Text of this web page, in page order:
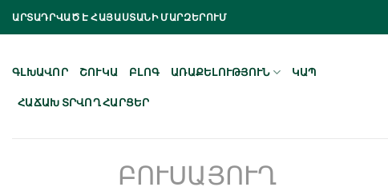
Skip
ԱՐՏԱԴՐՎԱԾ Է ՀԱՅԱՍՏԱՆԻ ՄԱՐԶԵՐՈՒՄ
ԳԼԽԱՎՈՐ ՇՈՒԿԱ ԲԼՈԳ ԱՌԱՔԵԼՈՒԹՅՈՒՆ ԿԱՊ
ՀԱՃԱԽ ՏՐՎՈՂ ՀԱՐՑԵՐ
ԲՈՒՍԱՅՈՒՂ